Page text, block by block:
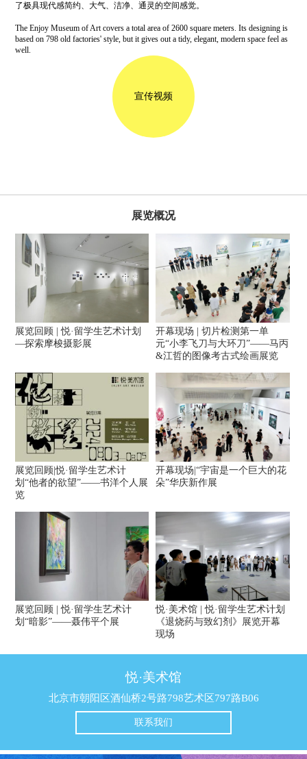
了极具现代感简约、大气、洁净、通灵的空间感觉。
The Enjoy Museum of Art covers a total area of 2600 square meters. Its designing is
based on 798 old factories' style, but it gives out a tidy, elegant, modern space feel as
well.
宣传视频
展览概况
展览回顾 | 悦·留学生艺术计划
—探索摩梭摄影展
开幕现场 | 切片检测第一单
元“小李飞刀与大环刀”——马丙
&江哲的图像考古式绘画展览
展览回顾|悦·留学生艺术计
划“他者的欲望”——书洋个人展
览
开幕现场|“宇宙是一个巨大的花
朵”华庆新作展
展览回顾 | 悦·留学生艺术计
划“暗影”——聂伟平个展
悦·美术馆 | 悦·留学生艺术计划
《退烧药与致幻剂》展览开幕
现场
悦·美术馆
北京市朝阳区酒仙桥2号路798艺术区797路B06
联系我们